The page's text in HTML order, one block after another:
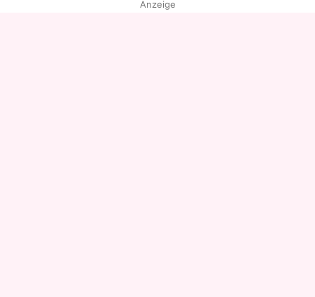
Anzeige